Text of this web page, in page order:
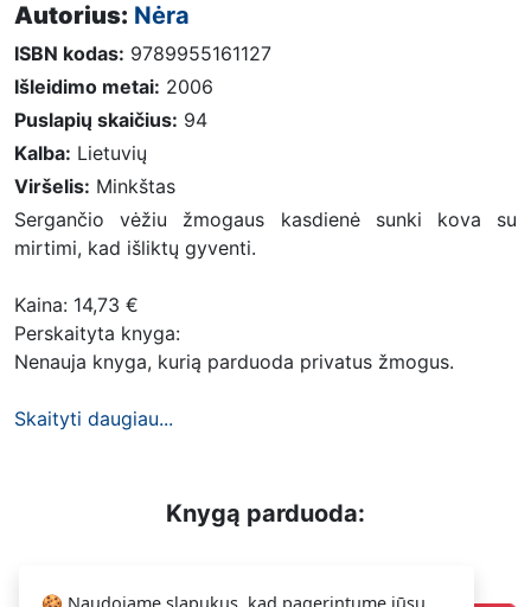
🍪 Naudojame slapukus, kad pagerintume jūsų
Autorius: Nėra
ISBN kodas: 9789955161127
Išleidimo metai: 2006
Puslapių skaičius: 94
Kalba: Lietuvių
Viršelis: Minkštas
Sergančio vėžiu žmogaus kasdienė sunki kova su
mirtimi, kad išliktų gyventi.
Kaina: 14,73 €
Perskaityta knyga:
Nenauja knyga, kurią parduoda privatus žmogus.
Skaityti daugiau...
Knygą parduoda: